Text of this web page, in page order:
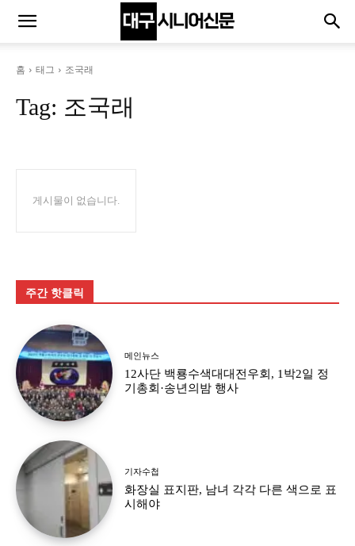
홈 태그 조국래
Tag: 조국래
게시물이 없습니다.
주간 핫클릭
메인뉴스
12사단 백룡수색대대전우회, 1박2일 정
기총회·송년의밤 행사
기자수첩
화장실 표지판, 남녀 각각 다른 색으로 표
시해야